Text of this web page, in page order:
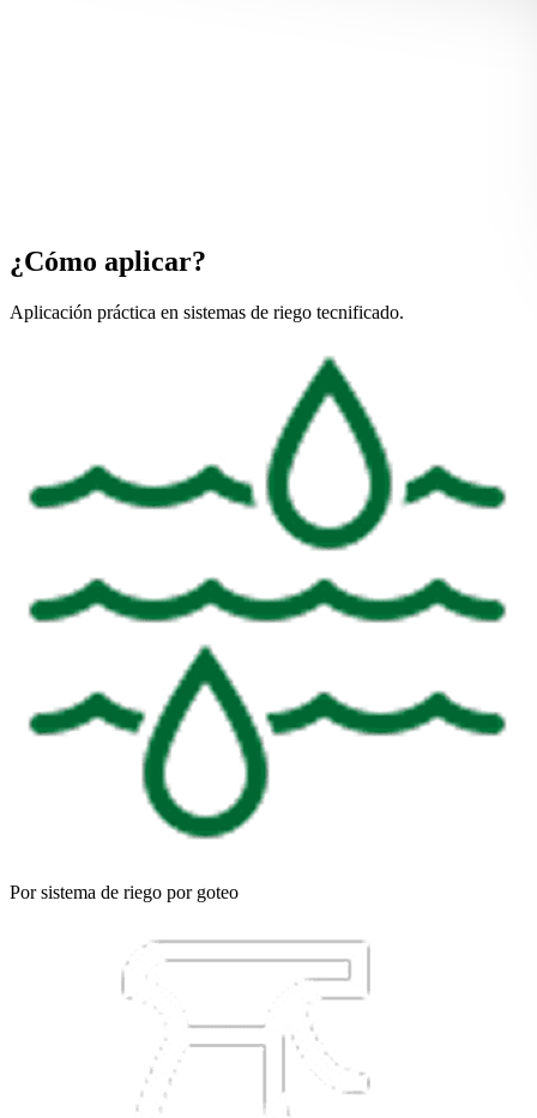
¿Cómo aplicar?
Aplicación práctica en sistemas de riego tecnificado.
Por sistema de riego por goteo